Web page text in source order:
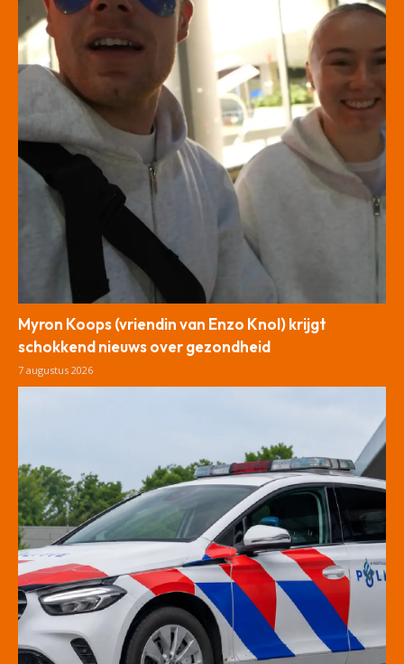
Myron Koops (vriendin van Enzo Knol) krijgt
schokkend nieuws over gezondheid
7 augustus 2026